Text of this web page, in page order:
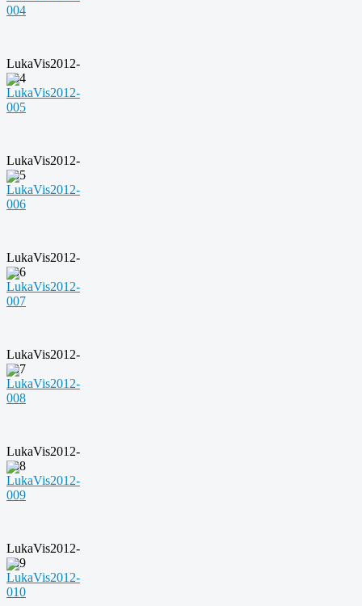
LukaVis2012-
004
LukaVis2012-
005
LukaVis2012-
006
LukaVis2012-
007
LukaVis2012-
008
LukaVis2012-
009